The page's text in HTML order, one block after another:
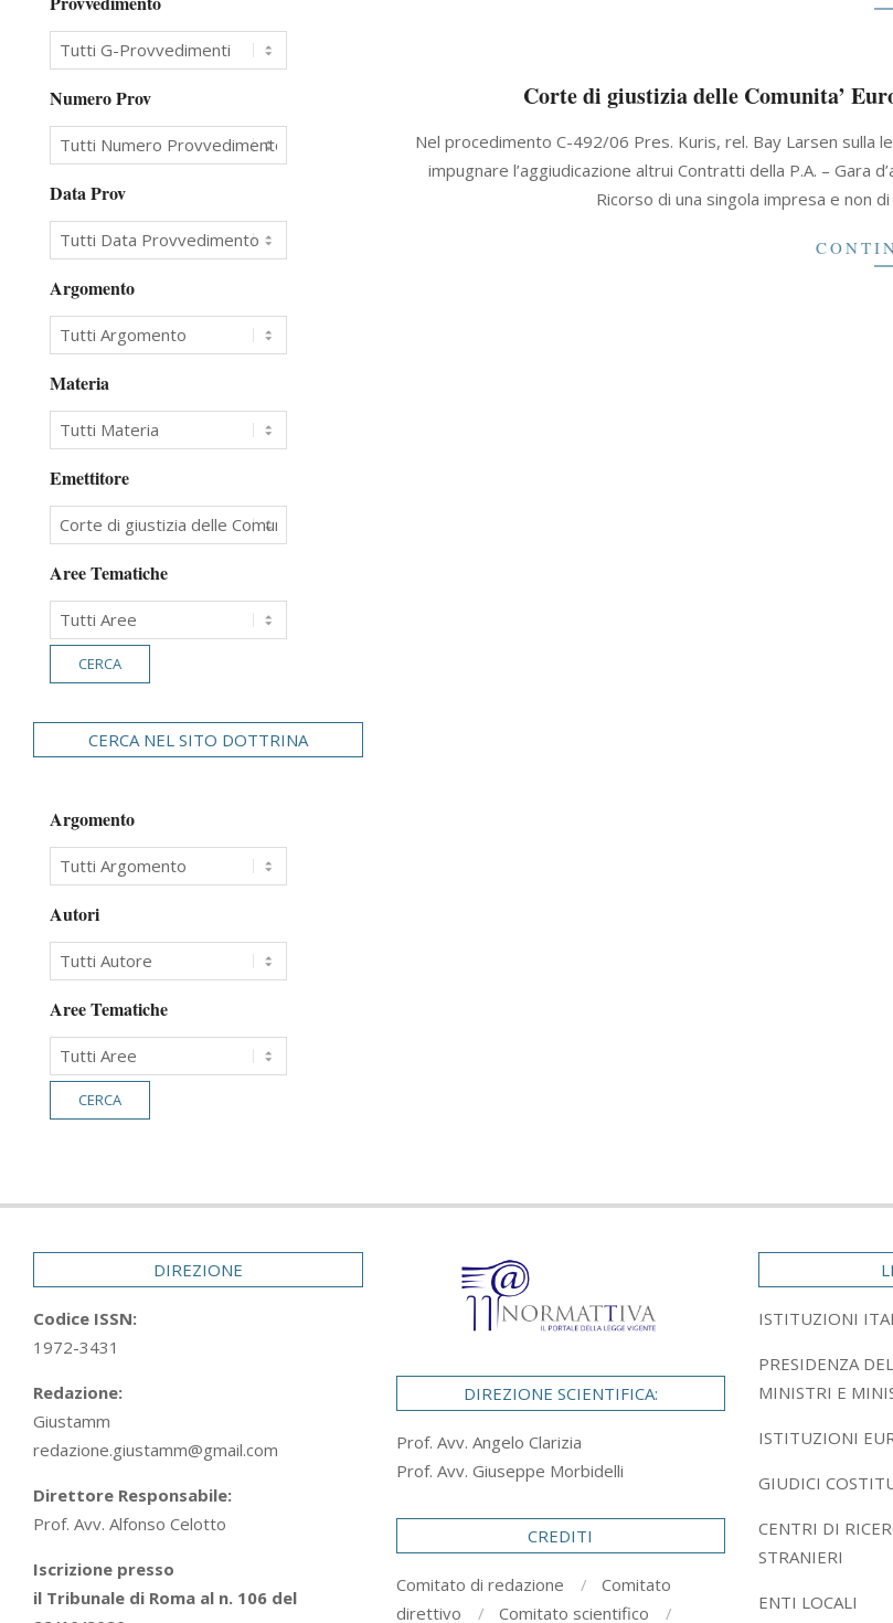
Corte di giustizia delle Comunita’
10-
04
Nel procedimento C-492/06 Pres. Kuris, rel. Bay Larsen sulla
impugnare l’aggiudicazione altrui Contratti della P.A. – Gara
Ricorso di una singola impresa e non
Numero Prov
Data Prov
Argomento
Materia
Emettitore
Aree Tematiche
CERCA NEL SITO DOTTRINA
Argomento
Autori
Aree Tematiche
DIREZIONE
Codice ISSN:
1972-3431
Redazione:
Giustamm
redazione.giustamm@gmail.com
Direttore Responsabile:
Prof. Avv. Alfonso Celotto
Iscrizione presso
il Tribunale di Roma al n. 106 del
DIREZIONE SCIENTIFICA:
Prof. Avv. Angelo Clarizia
Prof. Avv. Giuseppe Morbidelli
CREDITI
Comitato di redazione
Comitato
direttivo
Comitato scientifico
ISTITUZIONI
PRESIDENZA
MINISTRI E
ISTITUZIONI
GIUDICI
CENTRI DI
STRANIERI
ENTI LOCALI